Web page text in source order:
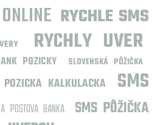
RYCHLE SMS
RYCHLY UVER
POZICKY SLOVENSKÁ PÔŽIČKA
KALKULACKA
SMS
POSTOVA BANKA
SMS PÔŽIČKA